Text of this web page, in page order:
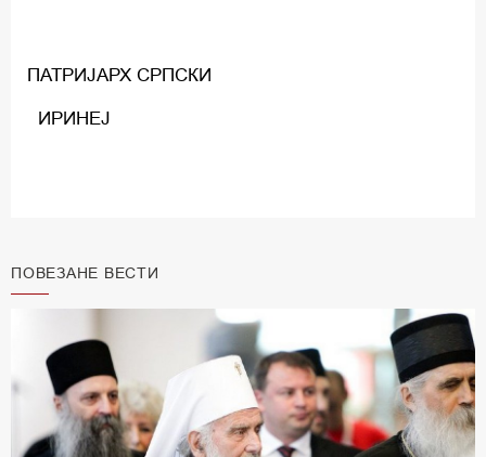
ПАТРИЈАРХ СРПСКИ
ИРИНЕЈ
ПОВЕЗАНЕ ВЕСТИ